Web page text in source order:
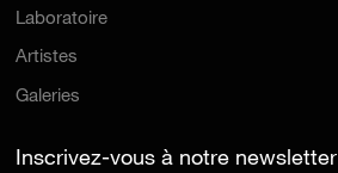
Laboratoire
Artistes
Galeries
Inscrivez-vous à notre newsletter